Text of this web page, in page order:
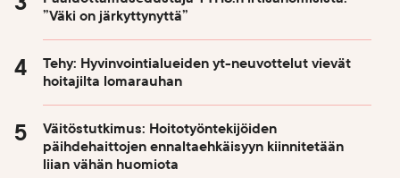
”Väki on järkyttynyttä”
Tehy: Hyvinvointialueiden yt-neuvottelut vievät
hoitajilta lomarauhan
Väitöstutkimus: Hoitotyöntekijöiden
päihdehaittojen ennaltaehkäisyyn kiinnitetään
liian vähän huomiota